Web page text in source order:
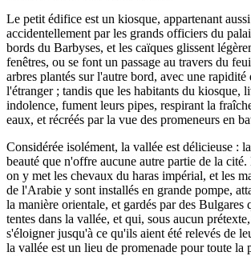
Le petit édifice est un kiosque, appartenant
accidentellement par les grands officiers du
bords du Barbyses, et les caïques glissent
fenêtres, ou se font un passage au travers du
arbres plantés sur l'autre bord, avec une
l'étranger ; tandis que les habitants du kiosque,
indolence, fument leurs pipes, respirant la
eaux, et récréés par la vue des promeneurs en
Considérée isolément, la vallée est délicieuse :
beauté que n'offre aucune autre partie de la
on y met les chevaux du haras impérial, et les
de l'Arabie y sont installés en grande pompe,
la manière orientale, et gardés par des Bulgares
tentes dans la vallée, et qui, sous aucun
s'éloigner jusqu'à ce qu'ils aient été relevés de
la vallée est un lieu de promenade pour toute la